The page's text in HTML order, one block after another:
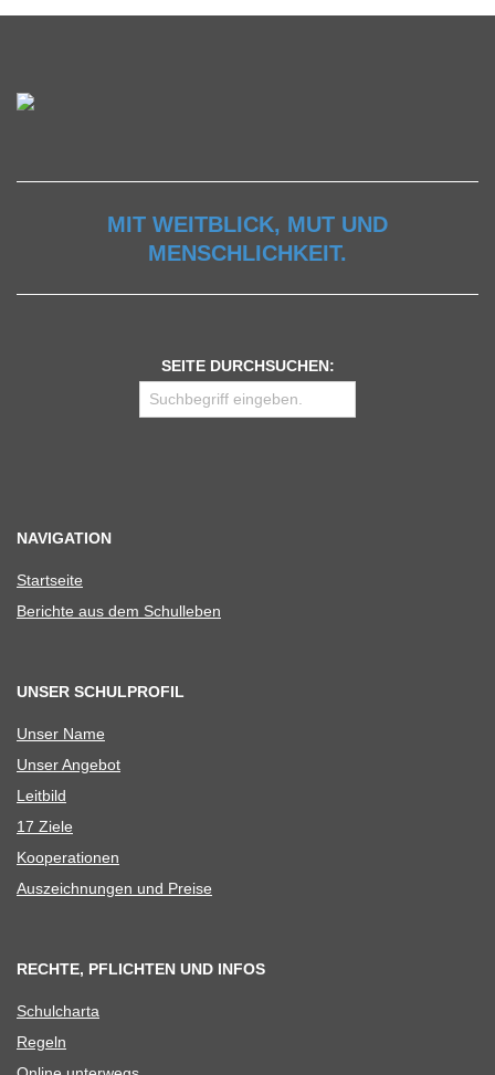
MIT WEITBLICK, MUT UND
MENSCHLICHKEIT.
SEITE DURCHSUCHEN:
NAVIGATION
Start­seite
Berichte aus dem Schulleben
UNSER SCHULPROFIL
Unser Name
Unser Ange­bot
Leit­bild
17 Ziele
Koope­ra­tio­nen
Aus­zeich­nun­gen und Preise
RECHTE, PFLICHTEN UND INFOS
Schul­charta
Regeln